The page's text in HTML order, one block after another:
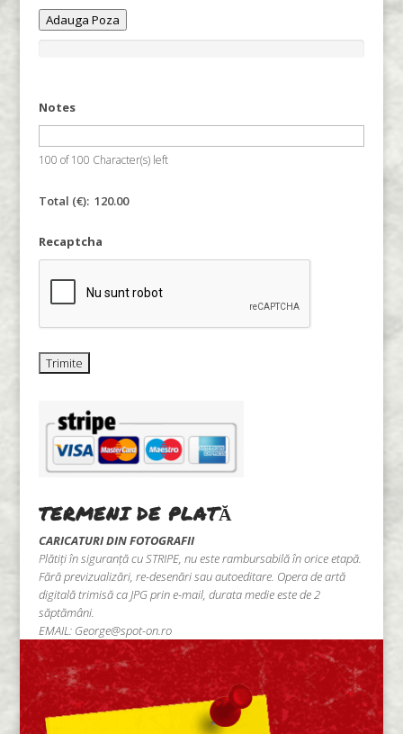
Adauga Poza
Notes
100 of 100 Character(s) left
Total (€): 120.00
Recaptcha
TERMENI DE PLATĂ
CARICATURI DIN FOTOGRAFII
Plătiți în siguranță cu STRIPE, nu este rambursabilă în orice etapă.
Fără previzualizări, re-desenări sau autoeditare. Opera de artă
digitală trimisă ca JPG prin e-mail, durata medie este de 2
săptămâni.
EMAIL: George@spot-on.ro